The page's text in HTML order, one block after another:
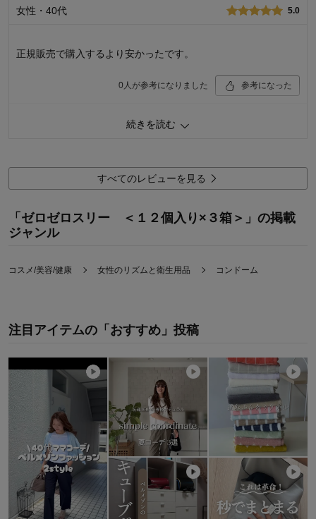
女性・40代 5.0
正規販売で購入するより安かったです。
0 人が参考になりました 参考になった
購入商品： レギュラー3箱セット
続きを読む
すべてのレビューを見る
「ゼロゼロスリー ＜１２個入り×３箱＞」の掲載
ジャンル
コスメ/美容/健康 女性のリズムと衛生用品 コンドーム
注目アイテムの「おすすめ」投稿